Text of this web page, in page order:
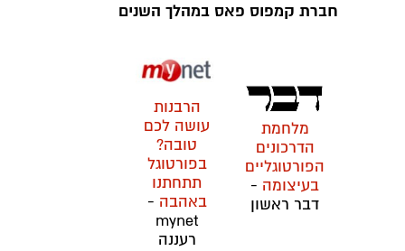
חברת קמפוס פאס במהלך השנים
מלחמת
הדרכונים
הפורטוגליים
בעיצומה -
דבר ראשון
הרבנות
עושה לכם
טובה?
בפורטוגל
תתחתנו
באהבה -
mynet
רעננה